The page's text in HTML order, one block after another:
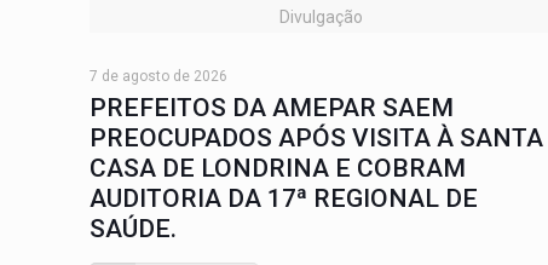
Divulgação
7 de agosto de 2026
PREFEITOS DA AMEPAR SAEM
PREOCUPADOS APÓS VISITA À SANTA
CASA DE LONDRINA E COBRAM
AUDITORIA DA 17ª REGIONAL DE
SAÚDE.